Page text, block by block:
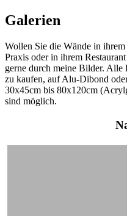
Galerien
Wollen Sie die Wände in
Praxis oder in ihrem
gerne durch meine Bilder. Alle
zu kaufen, auf Alu-Dibond
30x45cm bis 80x120cm
sind möglich.